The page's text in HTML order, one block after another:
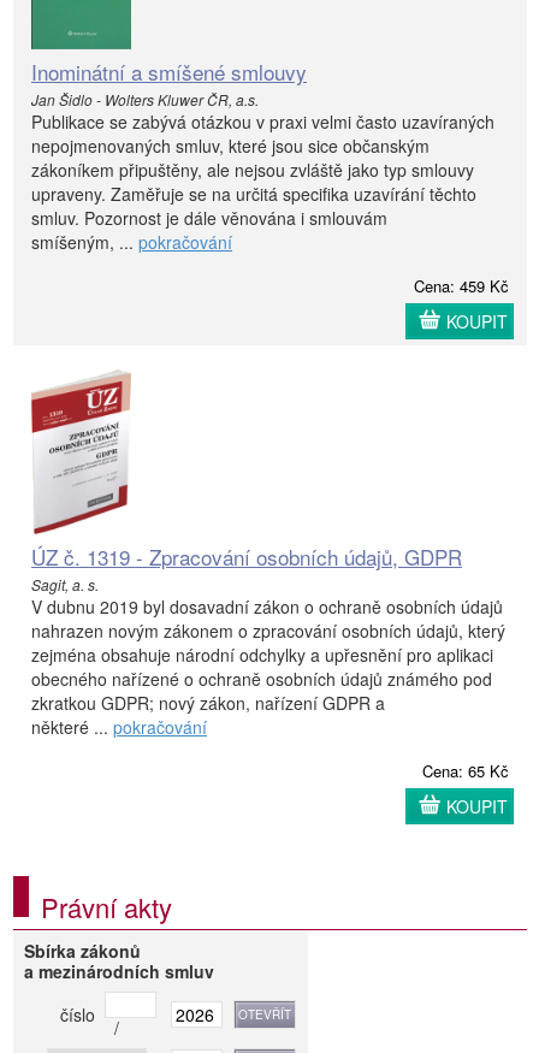
Inominátní a smíšené smlouvy
Jan Šidlo - Wolters Kluwer ČR, a.s.
Publikace se zabývá otázkou v praxi velmi často uzavíraných
nepojmenovaných smluv, které jsou sice občanským
zákoníkem připuštěny, ale nejsou zvláště jako typ smlouvy
upraveny. Zaměřuje se na určitá specifika uzavírání těchto
smluv. Pozornost je dále věnována i smlouvám
smíšeným, ... pokračování
Cena: 459 Kč
KOUPIT
ÚZ č. 1319 - Zpracování osobních údajů, GDPR
Sagit, a. s.
V dubnu 2019 byl dosavadní zákon o ochraně osobních údajů
nahrazen novým zákonem o zpracování osobních údajů, který
zejména obsahuje národní odchylky a upřesnění pro aplikaci
obecného nařízené o ochraně osobních údajů známého pod
zkratkou GDPR; nový zákon, nařízení GDPR a
některé ... pokračování
Cena: 65 Kč
KOUPIT
Právní akty
Sbírka zákonů
a mezinárodních smluv
číslo
/